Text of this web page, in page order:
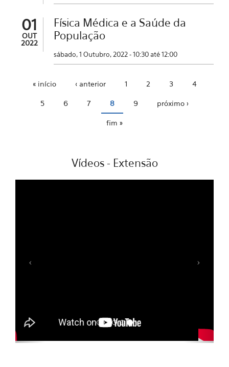
01
OUT
2022
Física Médica e a Saúde da
População
sábado, 1 Outubro, 2022 -10:30até12:00
« início ‹ anterior 1 2 3 4
5 6 7 8 9 próximo ›
fim »
Vídeos - Extensão